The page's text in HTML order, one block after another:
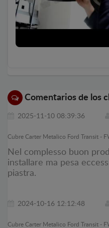
Comentarios de los
2025-11-10 08:39:36
Cubre Carter Metalico Ford Transit -
Nel complesso buon
installare ma pesa
piastra.
2024-10-16 12:12:48
Cubre Carter Metalico Ford Transit -